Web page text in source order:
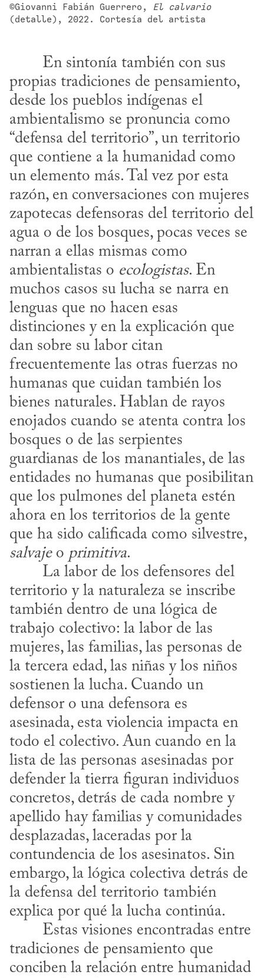
©Giovanni Fabián Guerrero, El calvario
(detalle), 2022. Cortesía del artista
propias tradiciones de pensamiento,
desde los pueblos indígenas el
ambientalismo se pronuncia como
“defensa del territorio”, un territorio
que contiene a la humanidad como
un elemento más. Tal vez por esta
razón, en conversaciones con mujeres
zapotecas defensoras del territorio del
agua o de los bosques, pocas veces se
narran a ellas mismas como
ambientalistas o ecologistas. En
muchos casos su lucha se narra en
lenguas que no hacen esas
distinciones y en la explicación que
dan sobre su labor citan
frecuentemente las otras fuerzas no
humanas que cuidan también los
bienes naturales. Hablan de rayos
enojados cuando se atenta contra los
bosques o de las serpientes
guardianas de los manantiales, de las
entidades no humanas que posibilitan
que los pulmones del planeta estén
ahora en los territorios de la gente
que ha sido calificada como silvestre,
salvaje o primitiva.
territorio y la naturaleza se inscribe
también dentro de una lógica de
trabajo colectivo: la labor de las
mujeres, las familias, las personas de
la tercera edad, las niñas y los niños
sostienen la lucha. Cuando un
defensor o una defensora es
asesinada, esta violencia impacta en
todo el colectivo. Aun cuando en la
lista de las personas asesinadas por
defender la tierra figuran individuos
concretos, detrás de cada nombre y
apellido hay familias y comunidades
desplazadas, laceradas por la
contundencia de los asesinatos. Sin
embargo, la lógica colectiva detrás de
la defensa del territorio también
explica por qué la lucha continúa.
tradiciones de pensamiento que
conciben la relación entre humanidad